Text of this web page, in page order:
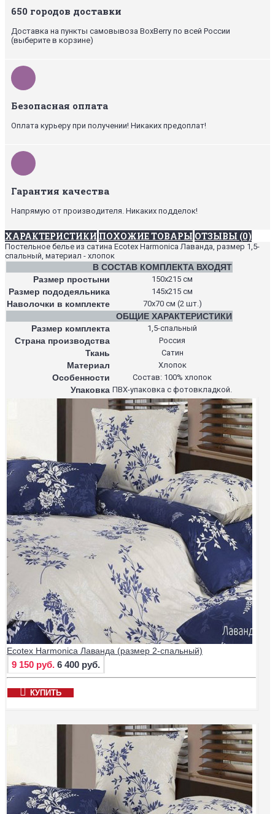
650 городов доставки
Доставка на пункты самовывоза BoxBerry по всей России
(выберите в корзине)
Безопасная оплата
Оплата курьеру при получении! Никаких предоплат!
Гарантия качества
Напрямую от производителя. Никаких подделок!
ХАРАКТЕРИСТИКИ ПОХОЖИЕ ТОВАРЫ ОТЗЫВЫ (0)
Постельное белье из сатина Ecotex Harmonica Лаванда, размер 1,5-
спальный, материал - хлопок
В СОСТАВ КОМПЛЕКТА ВХОДЯТ
Размер простыни
150х215 см
Размер пододеяльника 145х215 см
Наволочки в комплекте 70х70 см (2 шт.)
ОБЩИЕ ХАРАКТЕРИСТИКИ
Размер комплекта
1,5-спальный
Страна производства Россия
Ткань Сатин
Материал Хлопок
Особенности Состав: 100% хлопок
Упаковка ПВХ-упаковка с фотовкладкой.
Ecotex Harmonica Лаванда (размер 2-спальный)
9 150 руб. 6 400 руб.
КУПИТЬ